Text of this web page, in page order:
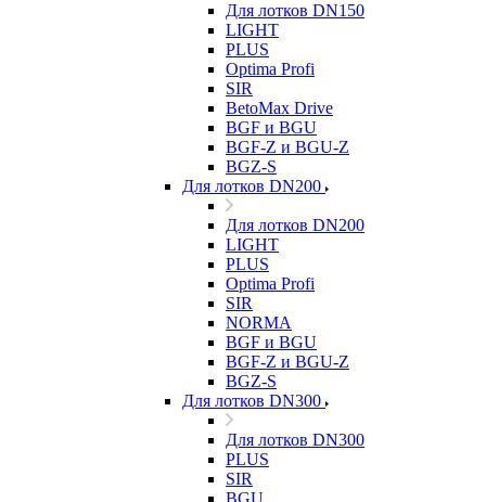
Для лотков DN150
LIGHT
PLUS
Optima Profi
SIR
BetoMax Drive
BGF и BGU
BGF-Z и BGU-Z
BGZ-S
Для лотков DN200
Для лотков DN200
LIGHT
PLUS
Optima Profi
SIR
NORMA
BGF и BGU
BGF-Z и BGU-Z
BGZ-S
Для лотков DN300
Для лотков DN300
PLUS
SIR
BGU